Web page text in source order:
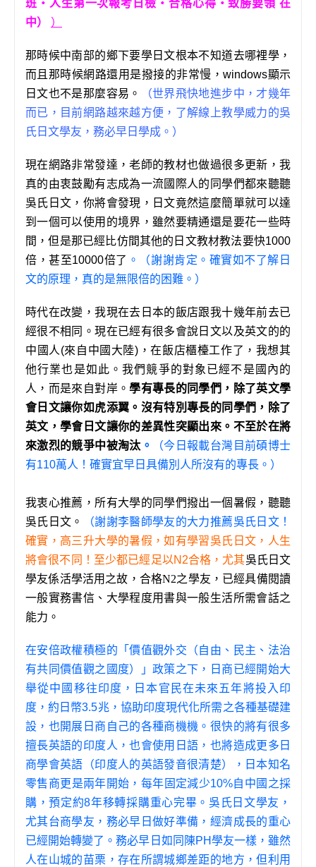
班‧人生第一次報考日檢‧合格心得‧致勝要領 在
中）
）
那時候中南部的鄉下要學日文根本不知道去哪裡學，
而且那時候網路還用是撥接的非常慢，windows顯示
日文也不是那麼容易。
（世界飛快地進步中，才幾年
而已，目前網路越來越方便，了解線上教學威力的吳
氏日文學友，務必早日學成。）
現在網路非常發達，老師的教材也做過很多更新，我
真的由衷鼓勵有志成為一流國際人的同學們都來聽聽
吳氏日文，你將會發現，日文竟然這麼簡單就可以達
到一個可以使用的境界，雖然要精通還是要花一些時
間，但是那已經比仿間其他的日文教材教法要快1000
倍，甚至10000倍了 。（謝謝肯定。確實如不了解日
文的原理，真的是無限倍的困難。）
時代在改變，我現在去日本的飯店跟我十幾年前去已
經很不相同。現在已經有很多會說日文以及英文的的
中國人(來自中國大陸)，在飯店櫃檯工作了，我想其
他行業也是如此。我們競爭的對象已經不是國內的
人，而是來自對岸。學有專長的同學們，除了英文學
會日文讓你如虎添翼。沒有特別專長的同學們，除了
英文，學會日文讓你的差異性突顯出來。不至於在將
來激烈的競爭中被淘汰 。
（今日報載台灣目前碩博士
有110萬人！確實宜早日具備別人所沒有的專長。）
我衷心推薦，所有大學的同學們撥出一個暑假，聽聽
吳氏日文。
（謝謝李醫師學友的大力推薦吳氏日文！
確實，高三升大學的暑假，如有學習吳氏日文，人生
將會很不同！至少都已經足以N2合格，尤其吳氏日文
學友係活學活用之故，合格N2之學友，已經具備閱讀
一般實務書信、大學程度用書與一般生活所需會話之
能力。
在安倍政權積極的「價值觀外交（自由、民主、法治
有共同價值觀之國度）」政策之下，日商已經開始大
舉從中國移往印度，日本官民在未來五年將投入印
度，約日幣3.5兆，協助印度現代化所需之各種基礎建
設，也開展日商自己的各種商機機。很快的將有很多
擅長英語的印度人，也會使用日語，也將造成更多日
商學會英語（印度人的英語發音很清楚），日本知名
零售商更是兩年開始，每年固定減少10%自中國之採
購，預定約8年移轉採購重心完畢。吳氏日文學友，
尤其台商學友，務必早日做好準備，經濟成長的重心
已經開始轉變了。務必早日如同陳PH學友一樣，雖然
人在山城的苗栗，存在所謂城鄉差距的地方，但利用